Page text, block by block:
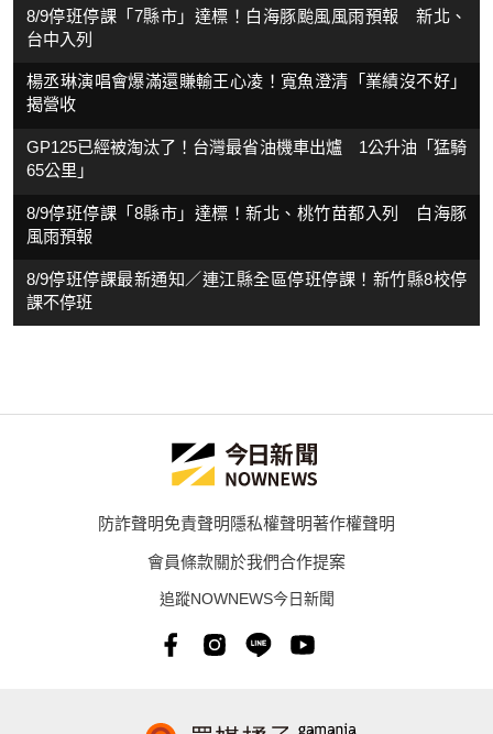
8/9停班停課「7縣市」達標！白海豚颱風風雨預報 新北、
台中入列
楊丞琳演唱會爆滿還賺輸王心凌！寬魚澄清「業績沒不好」
揭營收
GP125已經被淘汰了！台灣最省油機車出爐 1公升油「猛騎
65公里」
8/9停班停課「8縣市」達標！新北、桃竹苗都入列 白海豚
風雨預報
8/9停班停課最新通知／連江縣全區停班停課！新竹縣8校停
課不停班
防詐聲明免責聲明隱私權聲明著作權聲明
會員條款關於我們合作提案
追蹤NOWNEWS今日新聞